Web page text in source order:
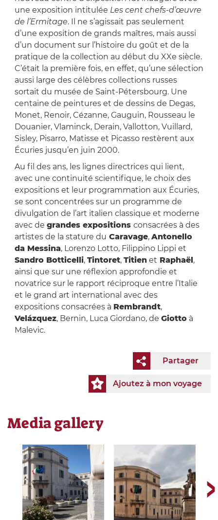
une exposition intitulée Les cent chefs-d’œuvre
de l’Ermitage. Il ne s’agissait pas seulement
d’une exposition de grands maîtres, mais aussi
d’un document sur l’histoire du goût et de la
pratique de la collection au début du XXe siècle.
C’était la première fois, en effet, qu’une sélection
aussi large des célèbres collections russes
sortait du musée de Saint-Pétersbourg. Une
centaine de peintures et de dessins de Degas,
Monet, Renoir, Cézanne, Gauguin, Rousseau le
Douanier, Vlaminck, Derain, Vallotton, Vuillard,
Sisley, Pisarro, Matisse et Picasso restèrent aux
Écuries jusqu’en juin 2000.
Au fil des ans, les lignes directrices qui lient,
avec une continuité scientifique, le choix des
expositions et leur programmation aux Écuries,
se sont concentrées sur un programme de
divulgation de l’art italien classique et moderne
avec de grandes expositions consacrées à des
artistes de la stature du Caravage, Antonello
da Messina, Lorenzo Lotto, Filippino Lippi et
Sandro Botticelli, Tintoret, Titienet Raphaël ,
ainsi que sur une réflexion approfondie et
novatrice sur le rapport réciproque entre l’Italie
et le grand art international avec des
expositions consacrées à Rembrandt,
Velázquez, Bernin, Luca Giordano, de Giottoà
Malevic.
Partager
Ajoutez à mon voyage
Media gallery